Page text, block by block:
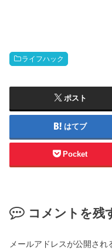
ライフハック
ポスト
はてブ
Pocket
コメントを残
メールアドレスが公開され